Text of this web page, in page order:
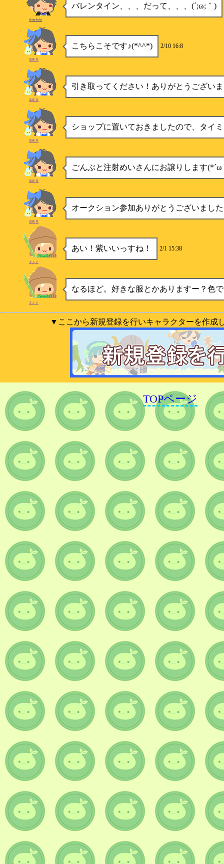
バレンタイン、、、だって、、、(´;ω;｀)
shotakoba
こちらこそです♪(*^^*) 2/10 16:8
弧夜見
引き取ってください！ありがとうござい
弧夜見
ショップに置いておきましたので、タイ
弧夜見
ごんぶと注射めいさんにお譲りします
弧夜見
オークション参加ありがとうございまし
弧夜見
あい！紫いいっすね！ 2/1 15:38
まふと
なるほど。好きな服とかありますー？色
まふと
▼ここから新規登録を行いキャラクターを作成
TOPページ